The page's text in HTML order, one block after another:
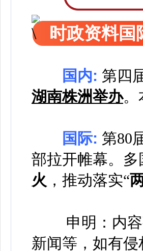
时政资料
国内: 第四
湖南株洲举办。
国际: 第80
部拉开帷幕。多
火 ，推动落实“
申明：内
新闻等，如有